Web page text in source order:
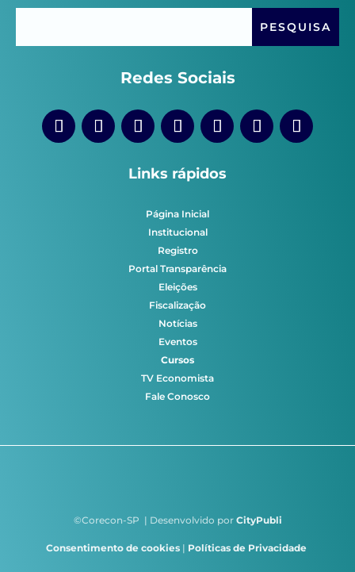
Redes Sociais
Links rápidos
Página Inicial
Institucional
Registro
Portal Transparência
Eleições
Fiscalização
Notícias
Eventos
Cursos
TV Economista
Fale Conosco
©Corecon-SP | Desenvolvido por CityPubli
Consentimento de cookies | Políticas de Privacidade